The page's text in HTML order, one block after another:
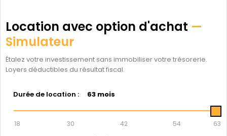
Location avec option d'achat —
Simulateur
Étalez votre investissement sans immobiliser votre trésorerie.
Loyers déductibles du résultat fiscal.
Durée de location : 63 mois
18 30 42 54
63